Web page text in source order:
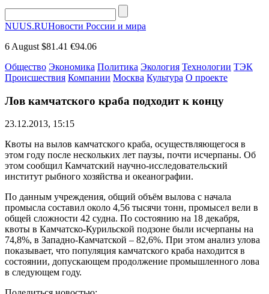
NUUS.RUНовости России и мира
6 August $81.41 €94.06
Общество Экономика Политика Экология Технологии ТЭК
Происшествия Компании Москва Культура О проекте
Лов камчатского краба подходит к концу
23.12.2013, 15:15
Квоты на вылов камчатского краба, осуществляющегося в
этом году после нескольких лет паузы, почти исчерпаны. Об
этом сообщил Камчатский научно-исследовательский
институт рыбного хозяйства и океанографии.
По данным учреждения, общий объём вылова с начала
промысла составил около 4,56 тысячи тонн, промысел вели в
общей сложности 42 судна. По состоянию на 18 декабря,
квоты в Камчатско-Курильской подзоне были исчерпаны на
74,8%, в Западно-Камчатской – 82,6%. При этом анализ улова
показывает, что популяция камчатского краба находится в
состоянии, допускающем продолжение промышленного лова
в следующем году.